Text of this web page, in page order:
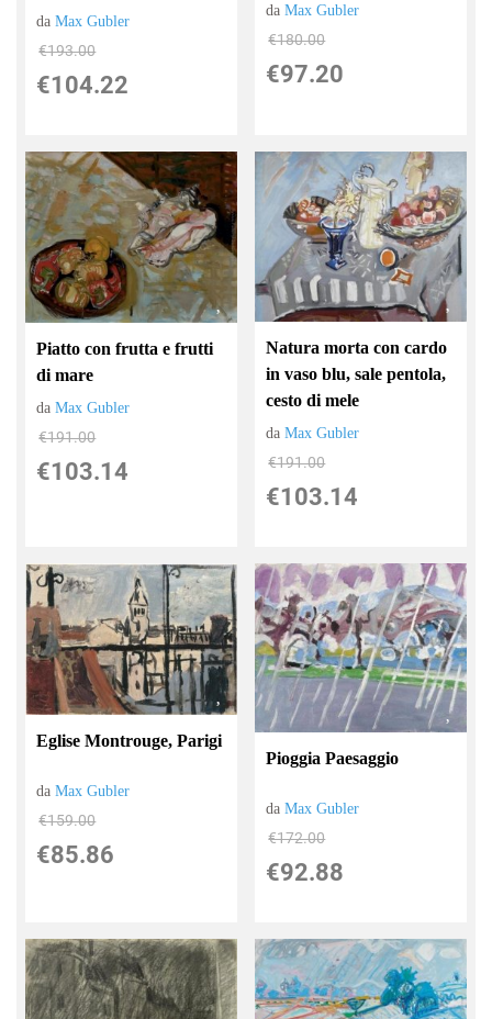
daMax Gubler
€193.00
€104.22
daMax Gubler
€180.00
€97.20
Piatto con frutta e frutti
di mare
daMax Gubler
€191.00
€103.14
Natura morta con cardo
in vaso blu, sale pentola,
cesto di mele
daMax Gubler
€191.00
€103.14
Eglise Montrouge, Parigi
daMax Gubler
€159.00
€85.86
Pioggia Paesaggio
daMax Gubler
€172.00
€92.88